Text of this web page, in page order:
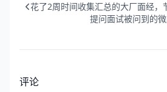
花了2周时间收集汇总的大厂面经，
提问面试被问到的
评论